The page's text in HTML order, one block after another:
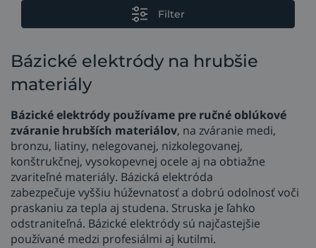
Filter
Bázické elektródy na hrubšie
materiály
Bázické elektródy používame pre ručné oblúkové
zváranie hrubších materiálov, na zváranie medi,
bronzu, liatiny, nelegovanej, nizkolegovanej,
konštrukčnej, vysokopevnej ocele aj na obtiažne
zvariteľné materiály. Bázická elektróda
zabezpečuje vyššiu húževnatosť a dobrú odolnosť voči
praskaniu za tepla aj studena. Struska je ľahko
odstraniteľná. Bázické elektródy sú najčastejšie
používané medzi profesiálmi aj kutilmi.